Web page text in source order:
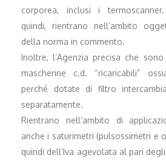
corporea, inclusi i termoscanner.
quindi, rientrano nell’ambito
della norma in commento.
Inoltre, l’Agenzia precisa che
mascherine c.d. “ricaricabili”
perché dotate di filtro
separatamente.
Rientrano nell’ambito di
anche i saturimetri (pulsossimetri e
quindi dell’Iva agevolata al pari